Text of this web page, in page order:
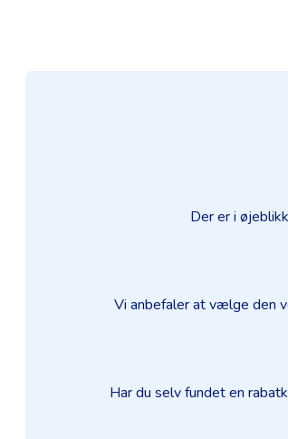
Der er i
Vi anbefaler at vælge den
Har du selv fundet en